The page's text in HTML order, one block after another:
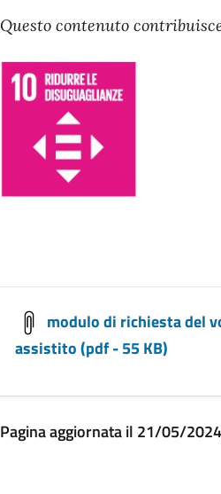
Questo contenuto
modulo di richiesta del
assistito (pdf - 55 KB)
Pagina aggiornata il 21/05/